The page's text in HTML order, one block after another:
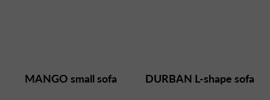
MANGO small sofa DURBAN L-shape sofa